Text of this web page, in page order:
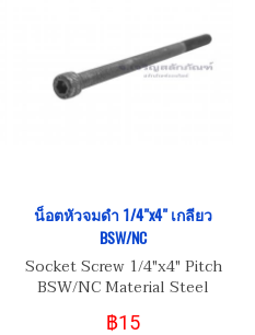
น็อตหัวจมดำ 1/4"x4" เกลียว
BSW/NC
Socket Screw 1/4"x4" Pitch
BSW/NC Material Steel
เหล็กแข็งมาตรฐาน 8.8
฿15